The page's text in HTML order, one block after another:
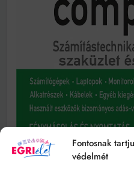
Fontosnak
védelmét